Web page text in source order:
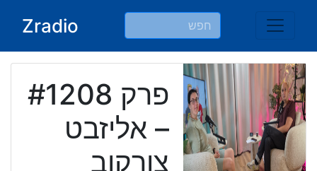
Zradio
פרק #1208
– אליזבט
צורקוב